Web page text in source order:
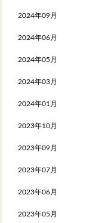
2024年09月
2024年06月
2024年05月
2024年03月
2024年01月
2023年10月
2023年09月
2023年07月
2023年06月
2023年05月